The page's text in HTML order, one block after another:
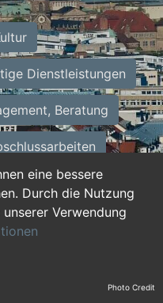
eine bessere
Durch die Nutzung
Verwendung
Dienstleistungen
Beratung
Sekretariat
Ausbildung Photo Credit